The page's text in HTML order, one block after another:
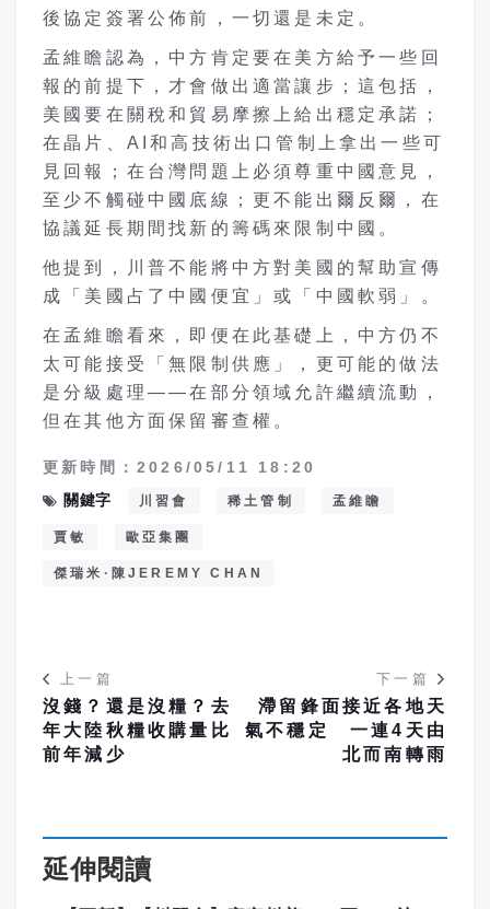
後協定簽署公佈前，一切還是未定。
孟維瞻認為，中方肯定要在美方給予一些回
報的前提下，才會做出適當讓步；這包括，
美國要在關稅和貿易摩擦上給出穩定承諾；
在晶片、 AI和高技術出口管制上拿出一些可
見回報；在台灣問題上必須尊重中國意見，
至少不觸碰中國底線；更不能出爾反爾，在
協議延長期間找新的籌碼來限制中國。
他提到，川普不能將中方對美國的幫助宣傳
成「美國占了中國便宜」或「中國軟弱」。
在孟維瞻看來，即便在此基礎上，中方仍不
太可能接受「無限制供應」，更可能的做法
是分級處理——在部分領域允許繼續流動，
但在其他方面保留審查權。
更新時間：2026/05/11 18:20
關鍵字
川習會 稀土管制 孟維瞻
賈敏 歐亞集團
傑瑞米·陳JEREMY CHAN
上一篇
沒錢？還是沒糧？去
年大陸秋糧收購量比
前年減少
下一篇
滯留鋒面接近各地天
氣不穩定 一連4天由
北而南轉雨
延伸閱讀